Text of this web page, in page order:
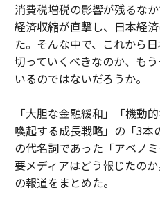
消費税増税の影響が残るな
経済収縮が直撃し、日本経
た。そんな中で、これから
切っていくべきなのか、も
いるのではないだろうか。
「大胆な金融緩和」「機動
喚起する成長戦略」の「3
の代名詞であった「アベノ
要メディアはどう報じたの
の報道をまとめた。